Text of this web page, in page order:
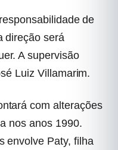
de
direção será
A supervisão
Luiz Villamarim.
com alterações
nos anos 1990.
envolve Paty, filha